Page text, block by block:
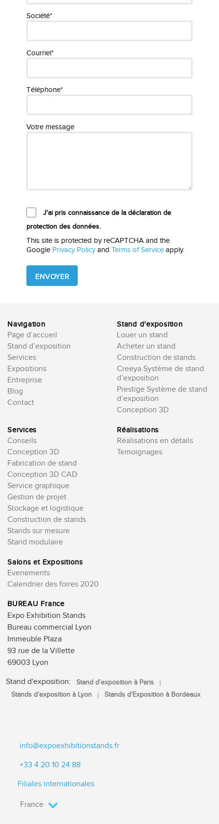
Société*
Courriel*
Téléphone*
Votre message
J'ai pris connaissance de la déclaration de
protection des données.
This site is protected by reCAPTCHA and the
Google Privacy Policyand Terms of Service apply.
leave
this
field
Navigation
Page d’accueil
Stand d’exposition
Services
Expositions
Entreprise
Blog
Contact
Stand d'exposition
Louer un stand
Acheter un stand
Construction de stands
Creeya Système de stand
d’exposition
Prestige Système de stand
d’exposition
Conception 3D
Services
Conseils
Conception 3D
Fabrication de stand
Conception 3D CAD
Service graphique
Gestion de projet
Stockage et logistique
Construction de stands
Stands sur mesure
Stand modulaire
Réalisations
Réalisations en détails
Temoignages
Salons et Expositions
Evenements
Calendrier des foires 2020
BUREAU France
Expo Exhibition Stands
Bureau commercial Lyon
Immeuble Plaza
93 rue de la Villette
69003 Lyon
Stand d'exposition:
Stand d’exposition à Paris
Stands d’exposition à Lyon
Stands d’Exposition à Bordeaux
info@expoexhibitionstands.fr
+33 4 20 10 24 88
Filiales internationales
France